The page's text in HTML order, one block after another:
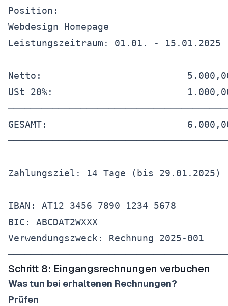
Position:
Webdesign Homepage
Leistungszeitraum: 01.01. - 15.01.2025
Netto:
USt 20%:
GESAMT:
Zahlungsziel: 14 Tage (bis 29.01.2025)
IBAN: AT12 3456 7890 1234 5678
BIC: ABCDAT2WXXX
Verwendungszweck: Rechnung 2025-001
Schritt 8: Eingangsrechnungen verbuchen
Was tun bei erhaltenen Rechnungen?
Prüfen